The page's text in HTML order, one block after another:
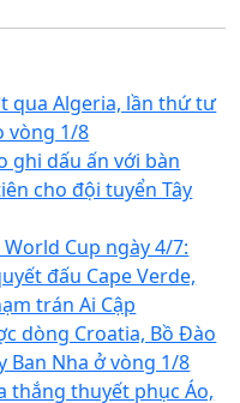
qua Algeria, lần thứ tư
vòng 1/8
ghi dấu ấn với bàn
cho đội tuyển Tây
Cup ngày 4/7:
đấu Cape Verde,
trán Ai Cập
dòng Croatia, Bồ Đào
Ban Nha ở vòng 1/8
thắng thuyết phục Áo,